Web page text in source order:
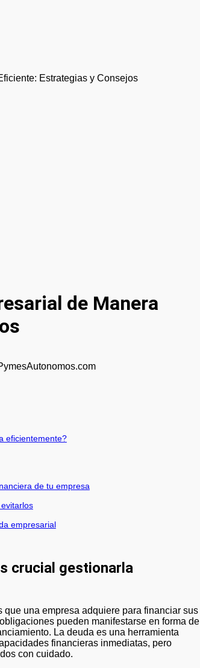
Estrategias y Consejos
de Manera
eficientemente?
de tu empresa
empresarial
crucial gestionarla
una empresa adquiere para financiar sus
pueden manifestarse en forma de
La deuda es una herramienta
financieras inmediatas, pero
con cuidado.